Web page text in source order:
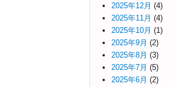
2025年12月 (4)
2025年11月 (4)
2025年10月 (1)
2025年9月 (2)
2025年8月 (3)
2025年7月 (5)
2025年6月 (2)